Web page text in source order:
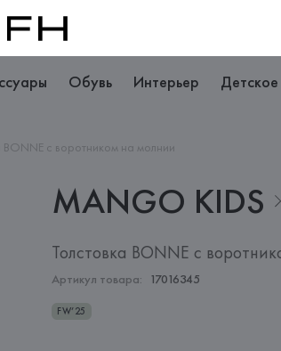
Обувь Интерьер Детское
BONNE с воротником на молнии
MANGO KIDS
Толстовка BONNE с
Артикул товара: 17016345
FW’25